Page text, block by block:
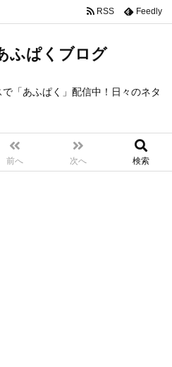
ふぱくブログ
「あふぱく」配信中！日々のネタ
前へ 次へ 検索
RSS Feedly